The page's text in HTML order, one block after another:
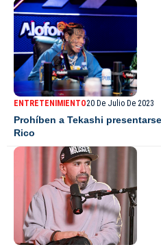
ENTRETENIMIENTO20 De Julio De 2023
Prohíben a Tekashi
Rico